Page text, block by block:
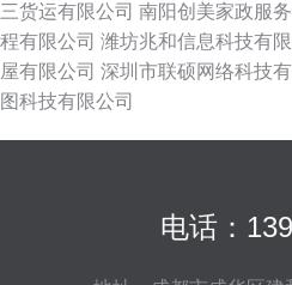
三货运有限公司 南阳创美家政服
程有限公司 潍坊兆和信息科技有限
屋有限公司 深圳市联硕网络科技
图科技有限公司
电话：